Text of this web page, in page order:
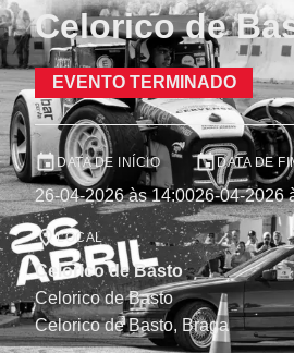
Celorico de
EVENTO TERMINADO
DATA DE INÍCIO
26-04-2026 às 14:00
DATA DE
26-04-2026
LOCAL
Celorico de Basto
Celorico de Basto
Celorico de Basto, Braga